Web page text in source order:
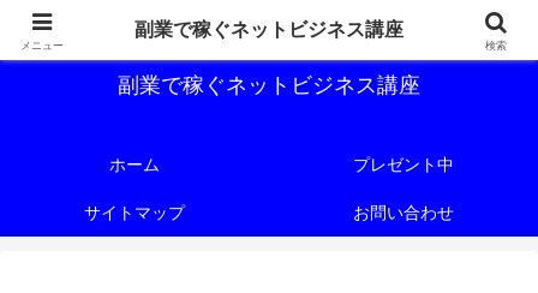
副業で稼ぐためのネットビジネス講座を公開しております。
副業で稼ぐネットビジネス講座
ホーム プレゼント中
サイトマップ お問い合わせ
メニュー
副業で稼ぐネットビジネス講座
検索